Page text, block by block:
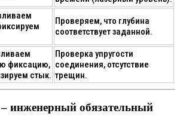
Проверяем, что глубина
соответствует заданной.
фиксацию,
стык.
Проверка упругости
соединения, отсутствие
трещин.
– инженерный обязательный